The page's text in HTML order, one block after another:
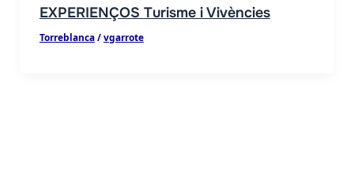
EXPERIENÇOS Turisme i Vivències
Torreblanca/vgarrote